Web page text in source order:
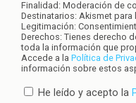
Finalidad: Moderación de
Destinatarios: Akismet para
Legitimación:
Derechos: Tienes derecho
toda la información que
Accede a la Política de
información sobre estos
He leído y acepto la